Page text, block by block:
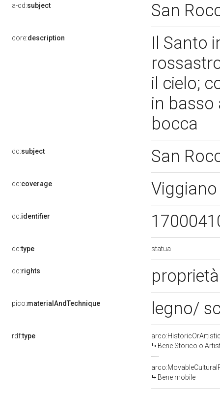
a-cd:subject San
core:description
Il Santo
il cielo;
in basso
bocca
dc:subject San
dc:coverage
dc:identifier
dc:type statua
dc:rights
pico:materialAndTechnique legno/
rdf:type
Bene Storico o
Bene mobile